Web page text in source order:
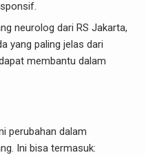
neurolog dari RS Jakarta,
yang paling jelas dari
membantu dalam
perubahan dalam
Ini bisa termasuk: